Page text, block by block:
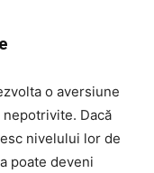
o aversiune
Dacă
nivelului lor de
poate deveni